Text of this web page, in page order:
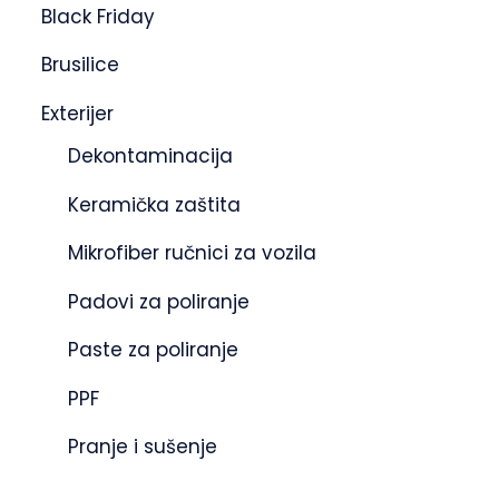
Black Friday
Brusilice
Exterijer
Dekontaminacija
Keramička zaštita
Mikrofiber ručnici za vozila
Padovi za poliranje
Paste za poliranje
PPF
Pranje i sušenje